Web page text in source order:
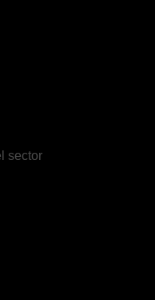
sector